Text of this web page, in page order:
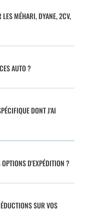
LES MÉHARI, DYANE, 2CV,
AUTO ?
DONT J'AI
D'EXPÉDITION ?
SUR VOS